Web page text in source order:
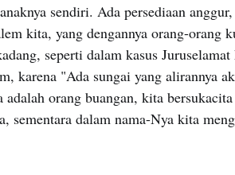
sendiri. Ada persediaan
kita, yang dengannya orang-orang
seperti dalam kasus
karena "Ada sungai yang alirannya
orang buangan, kita
sementara dalam nama-Nya kita